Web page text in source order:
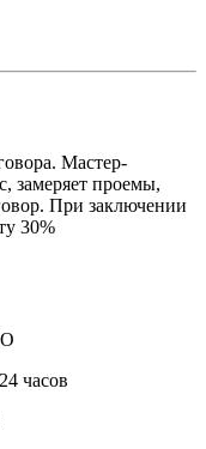
Мастер-
замеряет проемы,
При заключении
30%
часов